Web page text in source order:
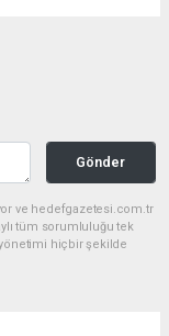
Gönder
ve hedefgazetesi.com.tr
tüm sorumluluğu tek
yönetimi hiçbir şekilde